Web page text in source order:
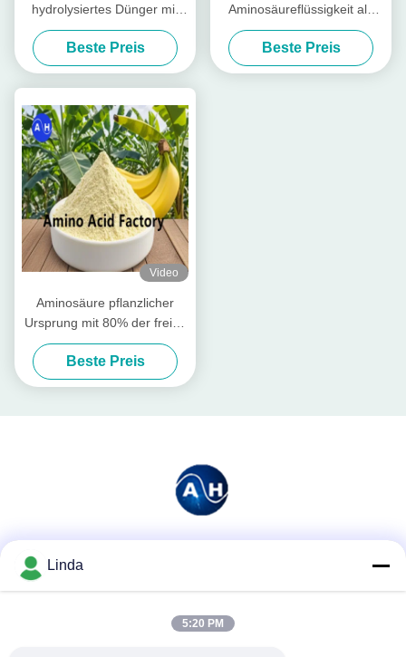
hydrolysiertes Dünger mit
freien Aminosäuren ≥ 750 g/l
Gesamtstickstoff ≥ 12,0%
und hoher Löslichkeit für den
ökologischen Landbau
Beste Preis
Aminosäureflüssigkeit als
Rohstoff für die Produktion
wasserlöslicher Düngemittel
Beste Preis
Video
Aminosäure pflanzlicher
Ursprung mit 80% der freien
Aminosäuren
Beste Preis
Linda
5:20 PM